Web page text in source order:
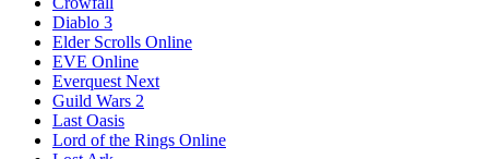
Diablo 3
Elder Scrolls Online
EVE Online
Everquest Next
Guild Wars 2
Last Oasis
Lord of the Rings Online